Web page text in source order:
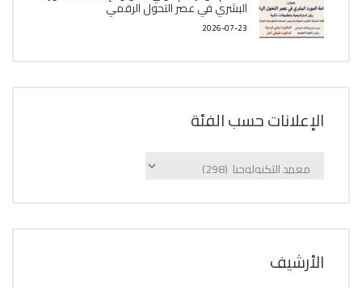
البشري في عصر التحول الرقمي
2026-07-23
الإعلانات حسب الفئة
الإعلانات
اﻷرشيف